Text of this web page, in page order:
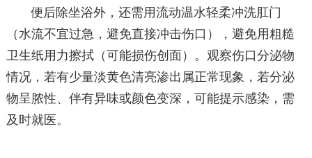
便后除坐浴外，还需用流动温水轻柔冲洗肛门
（水流不宜过急，避免直接冲击伤口），避免用粗糙
卫生纸用力擦拭（可能损伤创面）。观察伤口分泌物
情况，若有少量淡黄色清亮渗出属正常现象，若分泌
物呈脓性、伴有异味或颜色变深，可能提示感染，需
及时就医。